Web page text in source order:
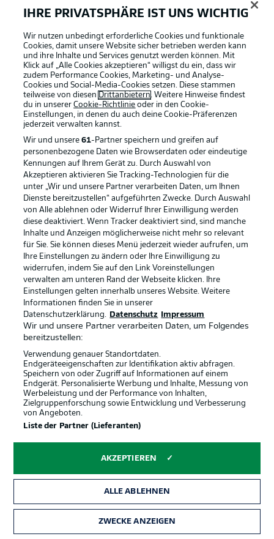
So lief das Hinspiel:
Herzlich willkommen!
Hier findest du die wichtigsten Informationen zur Partie
SV Sandhausen gegen Karlsruher SC am 21. Spieltag
der Saison 2022/23 in der 2. Bundesliga.
Football as it's meant to be
Offizielle Partner
IHRE PRIVATSPHÄRE IST UNS WICHTIG
Wir nutzen unbedingt erforderliche Cookies und funktionale
Cookies, damit unsere Website sicher betrieben werden kann
und ihre Inhalte und Services genutzt werden können. Mit
Klick auf „Alle Cookies akzeptieren“ willigst du ein, dass wir
zudem Performance Cookies, Marketing- und Analyse-
Cookies und Social-Media-Cookies setzen. Diese stammen
teilweise von diesen Drittanbietern. Weitere Hinweise findest
du in unsererCookie-Richtlinie oder in den Cookie-
Einstellungen, in denen du auch deine Cookie-Präferenzen
jederzeit verwalten kannst.
Wir und unsere61-Partner speichern und greifen auf
personenbezogene Daten wie Browserdaten oder eindeutige
Kennungen auf Ihrem Gerät zu. Durch Auswahl von
Akzeptieren aktivieren Sie Tracking-Technologien für die
unter „Wir und unsere Partner verarbeiten Daten, um Ihnen
Dienste bereitzustellen“ aufgeführten Zwecke. Durch Auswahl
von Alle ablehnen oder Widerruf Ihrer Einwilligung werden
diese deaktiviert. Wenn Tracker deaktiviert sind, sind manche
Inhalte und Anzeigen möglicherweise nicht mehr so relevant
für Sie. Sie können dieses Menü jederzeit wieder aufrufen, um
Ihre Einstellungen zu ändern oder Ihre Einwilligung zu
widerrufen, indem Sie auf den Link Voreinstellungen
verwalten am unteren Rand der Webseite klicken. Ihre
Einstellungen gelten innerhalb unseres Website. Weitere
Informationen finden Sie in unserer
Datenschutzerklärung.
Datenschutz Impressum
Wir und unsere Partner verarbeiten Daten, um Folgendes
bereitzustellen:
Verwendung genauer Standortdaten.
Endgeräteeigenschaften zur Identifikation aktiv abfragen.
Speichern von oder Zugriff auf Informationen auf einem
Endgerät. Personalisierte Werbung und Inhalte, Messung von
Werbeleistung und der Performance von Inhalten,
Zielgruppenforschung sowie Entwicklung und Verbesserung
von Angeboten.
Liste der Partner (Lieferanten)
AKZEPTIEREN
ALLE ABLEHNEN
ZWECKE ANZEIGEN